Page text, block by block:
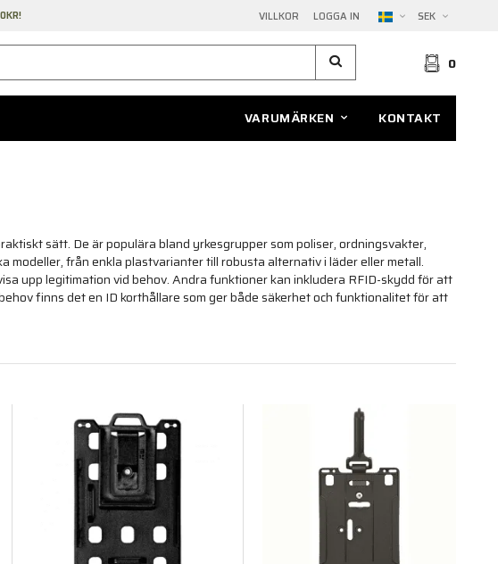
VILLKOR LOGGA IN SEK
0
VARUMÄRKEN KONTAKT
sätt. De är populära bland yrkesgrupper som poliser, ordningsvakter,
från enkla plastvarianter till robusta alternativ i läder eller metall.
upp legitimation vid behov. Andra funktioner kan inkludera RFID-skydd för att
finns det en ID korthållare som ger både säkerhet och funktionalitet för att